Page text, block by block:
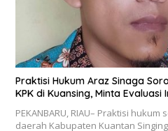
Praktisi Hukum Araz Sinaga
KPK di Kuansing, Minta Evaluasi
PEKANBARU, RIAU– Praktisi hukum
daerah Kabupaten Kuantan